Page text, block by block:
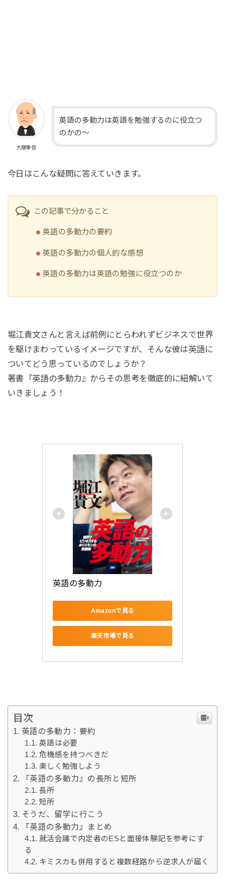
大隈重信
英語の多動力は英語を勉強するのに役立つ
のかの～
今日はこんな疑問に答えていきます。
この記事で分かること
英語の多動力の要約
英語の多動力の個人的な感想
英語の多動力は英語の勉強に役立つのか
堀江貴文さんと言えば前例にとらわれずビジネスで世界
を駆けまわっているイメージですが、そんな彼は英語に
ついてどう思っているのでしょうか？
著書『英語の多動力』からその思考を徹底的に紐解いて
いきましょう！
英語の多動力
Amazonで見る
楽天市場で見る
目次
英語の多動力：要約
英語は必要
危機感を持つべきだ
楽しく勉強しよう
『英語の多動力』の長所と短所
長所
短所
そうだ、留学に行こう
『英語の多動力』まとめ
就活会議で内定者のESと面接体験記を参考にす
る
キミスカも併用すると複数経路から逆求人が届く